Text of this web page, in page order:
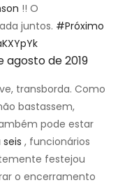
!! O
juntos. #Próximo
agosto de 2019
transborda. Como
bastassem,
pode estar
, funcionários
festejou
o encerramento